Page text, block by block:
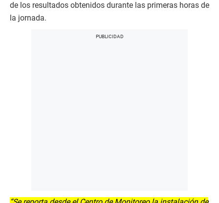
de los resultados obtenidos durante las primeras horas de
la jornada.